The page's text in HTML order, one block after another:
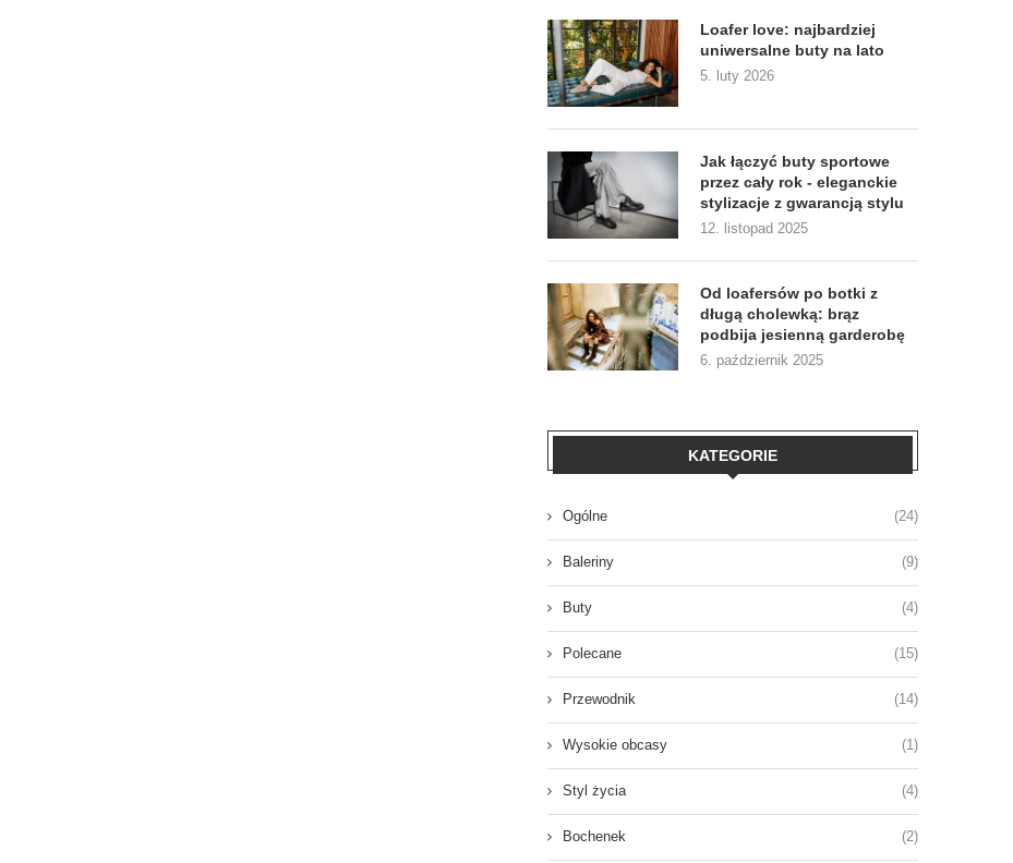
Loafer love: najbardziej
uniwersalne buty na lato
5. luty 2026
Jak łączyć buty sportowe
przez cały rok - eleganckie
stylizacje z gwarancją stylu
12. listopad 2025
Od loafersów po botki z
długą cholewką: brąz
podbija jesienną garderobę
6. październik 2025
KATEGORIE
Ogólne (24)
Baleriny (9)
Buty (4)
Polecane (15)
Przewodnik (14)
Wysokie obcasy (1)
Styl życia (4)
Bochenek (2)